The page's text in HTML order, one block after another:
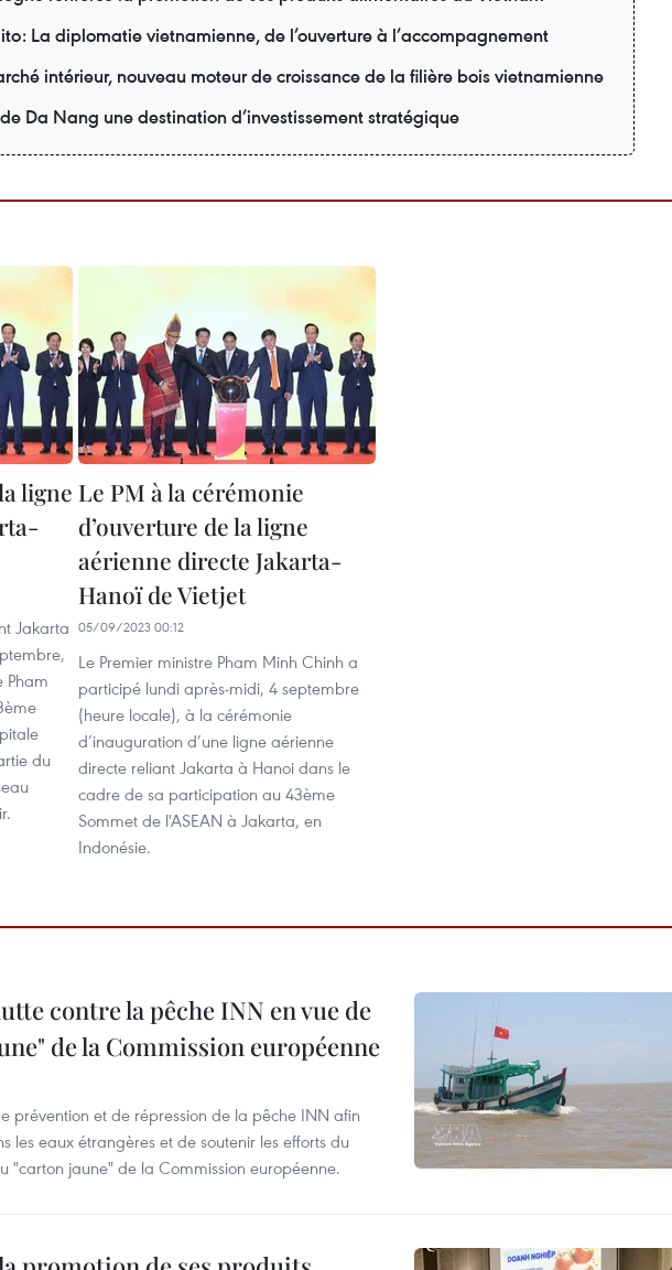
La diplomatie vietnamienne, de l’ouverture à l’accompagnement
intérieur, nouveau moteur de croissance de la filière bois vietnamienne
Da Nang une destination d’investissement stratégique
ligne
Jakarta
Pham
du
Le PM à la cérémonie
d’ouverture de la ligne
aérienne directe Jakarta-
Hanoï de Vietjet
05/09/2023 00:12
Le Premier ministre Pham Minh Chinh a
participé lundi après-midi, 4 septembre
(heure locale), à la cérémonie
d’inauguration d’une ligne aérienne
directe reliant Jakarta à Hanoi dans le
cadre de sa participation au 43ème
Sommet de l'ASEAN à Jakarta, en
Indonésie.
contre la pêche INN en vue de
de la Commission européenne
prévention et de répression de la pêche INN afin
les eaux étrangères et de soutenir les efforts du
"carton jaune" de la Commission européenne.